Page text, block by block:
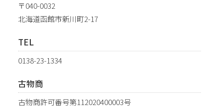
〒040-0032
北海道函館市新川町2-17
TEL
0138-23-1334
古物商
古物商許可番号第112020400003号